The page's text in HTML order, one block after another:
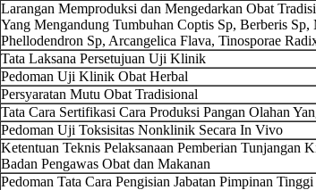
Larangan Memproduksi dan Mengedarkan Obat
Yang Mengandung Tumbuhan Coptis Sp, Berberis
Phellodendron Sp, Arcangelica Flava, Tinosporae
Tata Laksana Persetujuan Uji Klinik
Pedoman Uji Klinik Obat Herbal
Persyaratan Mutu Obat Tradisional
Tata Cara Sertifikasi Cara Produksi Pangan Olahan
Pedoman Uji Toksisitas Nonklinik Secara In Vivo
Ketentuan Teknis Pelaksanaan Pemberian Tunjangan
Badan Pengawas Obat dan Makanan
Pedoman Tata Cara Pengisian Jabatan Pimpinan